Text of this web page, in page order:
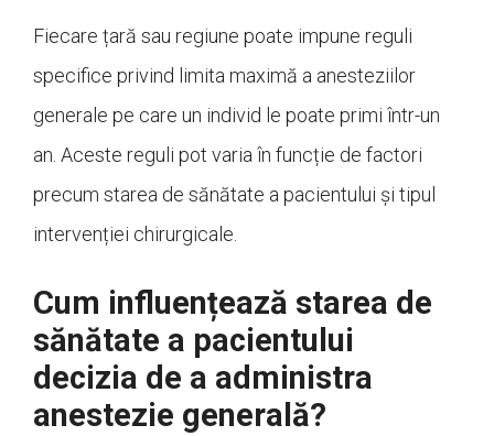
Fiecare țară sau regiune poate impune reguli
specifice privind limita maximă a anesteziilor
generale pe care un individ le poate primi într-un
an. Aceste reguli pot varia în funcție de factori
precum starea de sănătate a pacientului și tipul
intervenției chirurgicale.
Cum influențează starea de
sănătate a pacientului
decizia de a administra
anestezie generală?